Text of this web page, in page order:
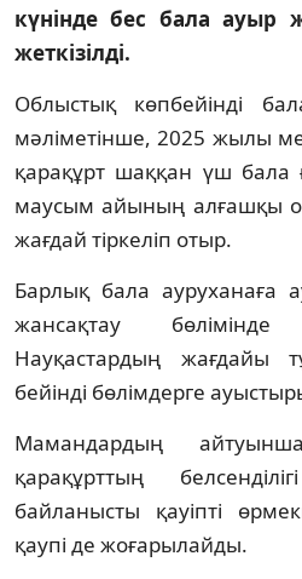
күнінде бес бала ауыр
жеткізілді.
Облыстық көпбейінді
мәліметінше, 2025 жылы
қарақұрт шаққан үш бала
маусым айының алғашқы
жағдай тіркеліп отыр.
Барлық бала ауруханаға
жансақтау
Науқастардың жағдайы
бейінді бөлімдерге
Мамандардың
қарақұрттың
байланысты қауіпті
қаупі де жоғарылайды.